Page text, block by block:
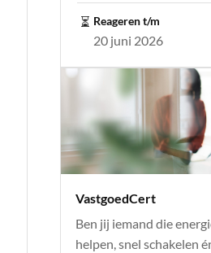
⏳ Reageren t/m
20 juni 2026
VastgoedCert
Ben jij iemand die
helpen, snel schakelen